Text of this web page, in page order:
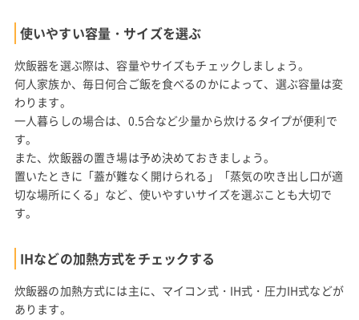
使いやすい容量・サイズを選ぶ
炊飯器を選ぶ際は、容量やサイズもチェックしましょう。
何人家族か、毎日何合ご飯を食べるのかによって、選ぶ容量は変
わります。
一人暮らしの場合は、0.5合など少量から炊けるタイプが便利で
す。
また、炊飯器の置き場は予め決めておきましょう。
置いたときに「蓋が難なく開けられる」「蒸気の吹き出し口が適
切な場所にくる」など、使いやすいサイズを選ぶことも大切で
す。
IHなどの加熱方式をチェックする
炊飯器の加熱方式には主に、マイコン式・IH式・圧力IH式などが
あります。